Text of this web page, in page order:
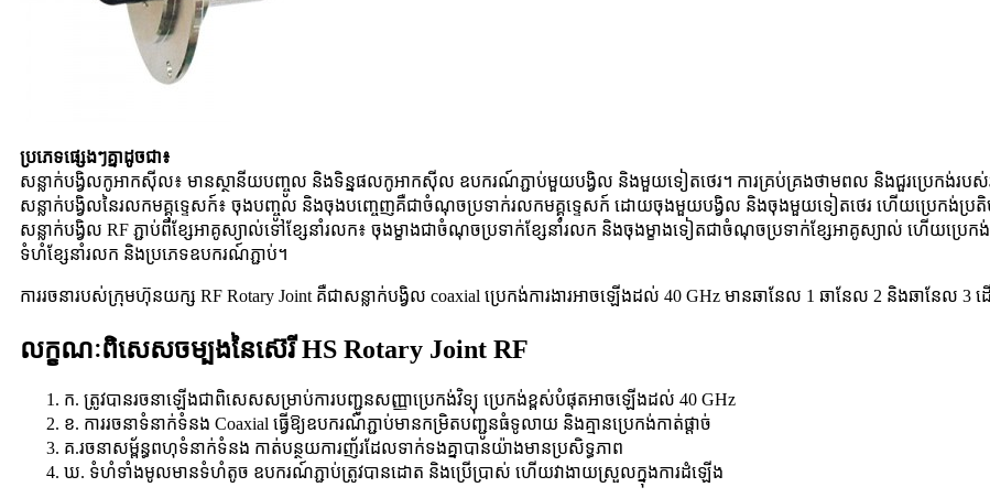
ប្រភេទផ្សេងៗគ្នាដូចជា៖
សន្លាក់​បង្វិល​កូអាកស៊ីល៖ មាន​ស្ថានីយ​បញ្ចូល និង​ទិន្នផល​កូអាកស៊ីល ឧបករណ៍​ភ្ជាប់​មួយ​បង្វិល និង​មួយទៀត​ថេរ។ ការគ្រប់គ្រង​ថាមពល និង​ជួរ​ប្រេកង់​រ
សន្លាក់បង្វិលនៃរលកមគ្គុទ្ទេសក៍៖ ចុងបញ្ចូល និងចុងបញ្ចេញគឺជាចំណុចប្រទាក់រលកមគ្គុទ្ទេសក៍ ដោយចុងមួយបង្វិល និងចុងមួយទៀតថេរ ហើយប្រេកង់ប្រ
សន្លាក់បង្វិល RF ភ្ជាប់​ពី​ខ្សែ​អាគូស្យាល់​ទៅ​ខ្សែ​នាំរលក៖ ចុងម្ខាង​ជា​ចំណុច​ប្រទាក់​ខ្សែ​នាំរលក និង​ចុងម្ខាងទៀត​ជា​ចំណុច​ប្រទាក់​ខ្សែ​អាគូស្យាល់ ហើយ​ប្
ទំហំ​ខ្សែ​នាំរលក និង​ប្រភេទ​ឧបករណ៍​ភ្ជាប់។
ការរចនារបស់ក្រុមហ៊ុនយក្ស RF Rotary Joint គឺជាសន្លាក់បង្វិល coaxial ប្រេកង់ការងារអាចឡើងដល់ 40 GHz មានឆានែល 1 ឆានែល 2 និងឆានែល 3 ដ
លក្ខណៈពិសេសចម្បងនៃស៊េរី HS Rotary Joint RF
ក. ត្រូវបានរចនាឡើងជាពិសេសសម្រាប់ការបញ្ជូនសញ្ញាប្រេកង់វិទ្យុ ប្រេកង់ខ្ពស់បំផុតអាចឡើងដល់ 40 GHz
ខ. ការរចនាទំនាក់ទំនង Coaxial ធ្វើឱ្យឧបករណ៍ភ្ជាប់មានកម្រិតបញ្ជូនធំទូលាយ និងគ្មានប្រេកង់កាត់ផ្តាច់
គ.រចនាសម្ព័ន្ធពហុទំនាក់ទំនង កាត់បន្ថយការញ័រដែលទាក់ទងគ្នាបានយ៉ាងមានប្រសិទ្ធភាព
ឃ. ទំហំទាំងមូលមានទំហំតូច ឧបករណ៍ភ្ជាប់ត្រូវបានដោត និងប្រើប្រាស់ ហើយវាងាយស្រួលក្នុងការដំឡើង